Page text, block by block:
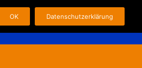
Fahrer Kontakt Impressum
OK Datenschutzerklärung